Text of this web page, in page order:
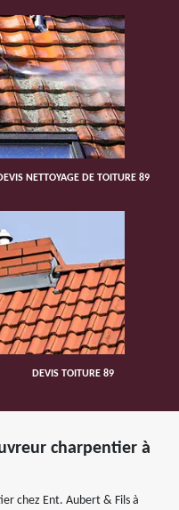
NETTOYAGE DE TOITURE 89
DEVIS TOITURE 89
charpentier à
chez Ent. Aubert & Fils à